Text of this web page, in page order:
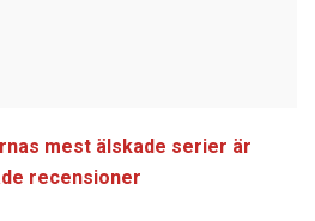
mest älskade serier är
recensioner